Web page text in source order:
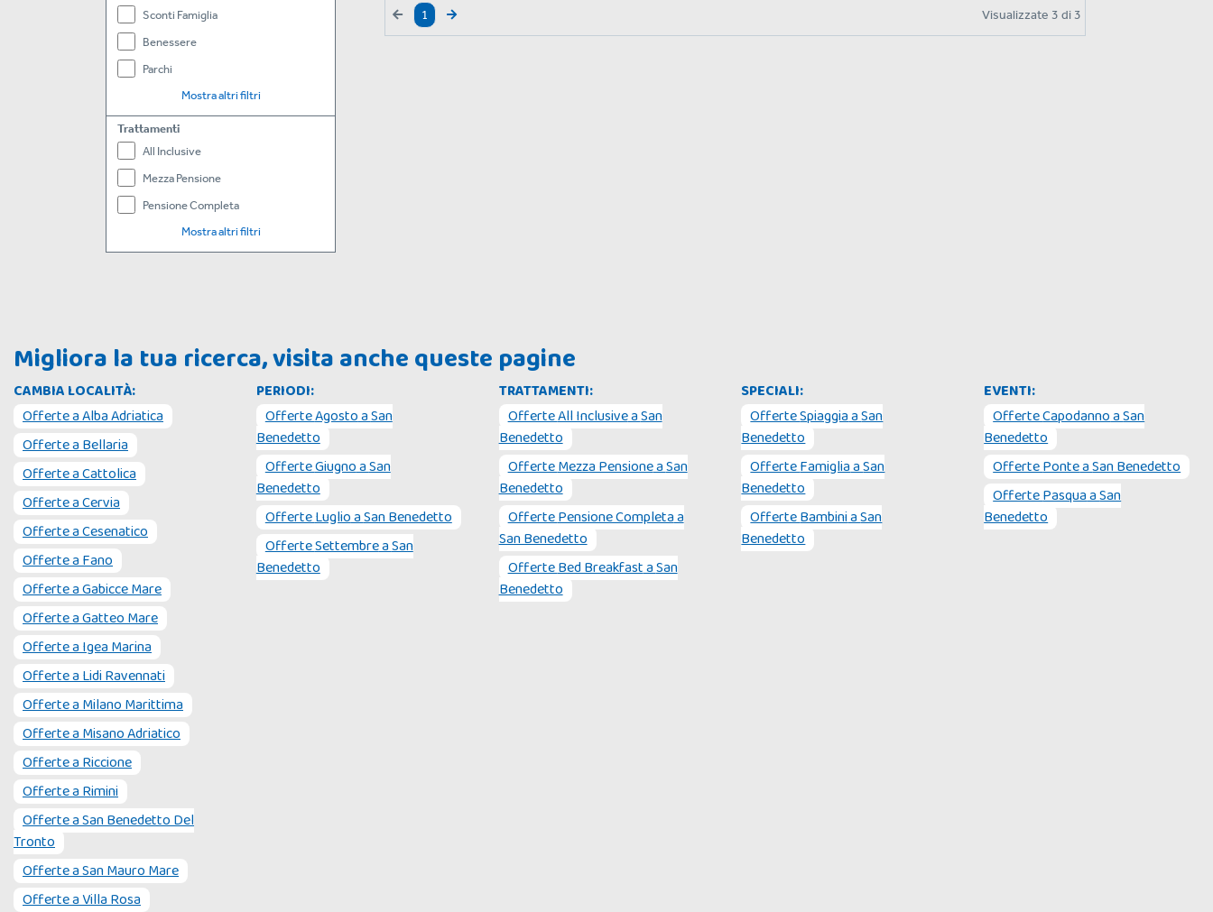
Sconti Famiglia
Benessere
Parchi
Mostra altri filtri
Trattamenti
All Inclusive
Mezza Pensione
Pensione Completa
Mostra altri filtri
1 Visualizzate 3 di 3
Migliora la tua ricerca, visita anche queste pagine
CAMBIA LOCALITÀ:
Offerte aAlba Adriatica
Offerte aBellaria
Offerte aCattolica
Offerte aCervia
Offerte aCesenatico
Offerte aFano
Offerte aGabicce Mare
Offerte aGatteo Mare
Offerte aIgea Marina
Offerte aLidi Ravennati
Offerte aMilano Marittima
Offerte aMisano Adriatico
Offerte aRiccione
Offerte aRimini
Offerte aSan Benedetto Del
Tronto
Offerte aSan Mauro Mare
Offerte aVilla Rosa
PERIODI:
OfferteAgostoaSan
Benedetto
OfferteGiugnoaSan
Benedetto
OfferteLuglioaSan Benedetto
OfferteSettembreaSan
Benedetto
TRATTAMENTI:
OfferteAll InclusiveaSan
Benedetto
OfferteMezza PensioneaSan
Benedetto
OffertePensione Completaa
San Benedetto
OfferteBed BreakfastaSan
Benedetto
SPECIALI:
OfferteSpiaggiaaSan
Benedetto
OfferteFamigliaaSan
Benedetto
OfferteBambiniaSan
Benedetto
EVENTI:
OfferteCapodannoaSan
Benedetto
OffertePonteaSan Benedetto
OffertePasquaaSan
Benedetto